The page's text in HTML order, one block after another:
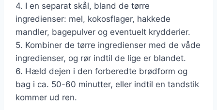
4. I en separat skål, bland de tørre
ingredienser: mel, kokosflager, hakkede
mandler, bagepulver og eventuelt krydderier.
5. Kombiner de tørre ingredienser med de våde
ingredienser, og rør indtil de lige er blandet.
6. Hæld dejen i den forberedte brødform og
bag i ca. 50-60 minutter, eller indtil en tandstik
kommer ud ren.